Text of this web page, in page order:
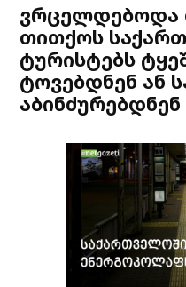
ვრცელდებოდა
თითქოს
ტურისტებს
ტოვებდნენ ან
აბინძურებდნენ